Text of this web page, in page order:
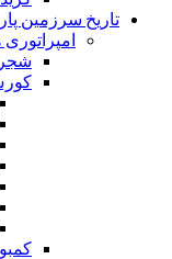
تاریخ سرزمین